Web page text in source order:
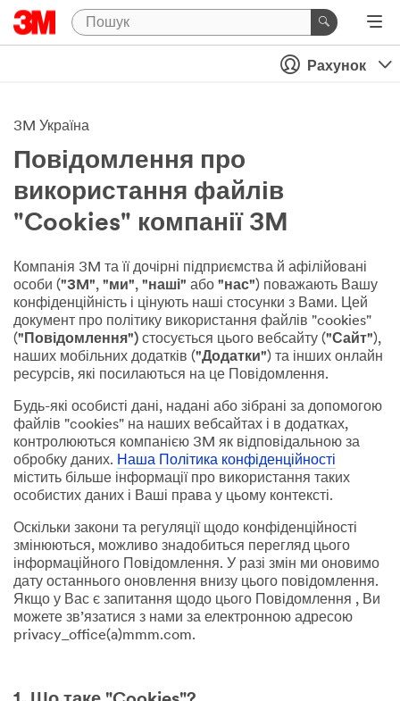
Рахунок
3M Україна
Повідомлення про
використання файлів
"Cookies" компанії 3M
Компанія 3M та її дочірні підприємства й афілійовані
особи ("3M", "ми", "наші" або "нас") поважають Вашу
конфіденційність і цінують наші стосунки з Вами. Цей
документ про політику використання файлів "cookies"
("Повідомлення") стосується цього вебсайту ("Сайт"),
наших мобільних додатків ("Додатки") та інших онлайн
ресурсів, які посилаються на це Повідомлення.
Будь-які особисті дані, надані або зібрані за допомогою
файлів "cookies" на наших вебсайтах і в додатках,
контролюються компанією 3M як відповідальною за
обробку даних. Наша Політика конфіденційності
містить більше інформації про використання таких
особистих даних і Ваші права у цьому контексті.
Оскільки закони та регуляції щодо конфіденційності
змінюються, можливо знадобиться перегляд цього
інформаційного Повідомлення. У разі змін ми оновимо
дату останнього оновлення внизу цього повідомлення.
Якщо у Вас є запитання щодо цього Повідомлення , Ви
можете зв’язатися з нами за електронною адресою
privacy_office(a)mmm.com.